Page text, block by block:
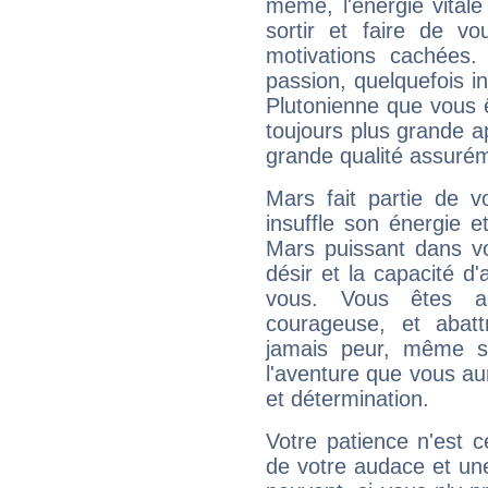
même, l'énergie
sortir et faire de
motivations
passion, quelquefois
Plutonienne que
toujours plus grande
grande qualité
Mars fait partie de
insuffle son énergie
Mars puissant dans
désir et la capacité
vous. Vous êtes
courageuse, et
jamais peur, même
l'aventure que vous
et détermination.
Votre patience n'est
de votre audace et